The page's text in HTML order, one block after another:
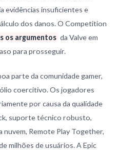
evidências insuficientes e
dos danos. O Competition
os argumentos da Valve em
para prosseguir.
parte da comunidade gamer,
coercitivo. Os jogadores
por causa da qualidade
suporte técnico robusto,
nuvem, Remote Play Together,
milhões de usuários. A Epic